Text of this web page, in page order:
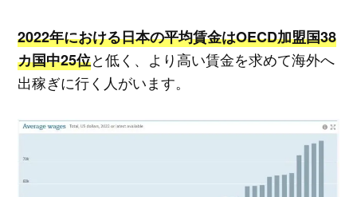
2022年における日本の平均賃金はOECD加盟国38
カ国中25位と低く、より高い賃金を求めて海外へ
出稼ぎに行く人がいます。